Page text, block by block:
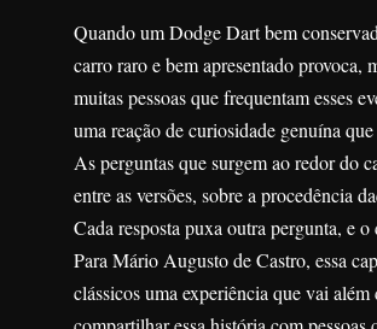
Quando um Dodge Dart bem
carro raro e bem apresentado
muitas pessoas que frequentam esses
uma reação de curiosidade genuína
As perguntas que surgem ao redor do
entre as versões, sobre a procedência
Cada resposta puxa outra pergunta, e
Para Mário Augusto de Castro, essa
clássicos uma experiência que vai